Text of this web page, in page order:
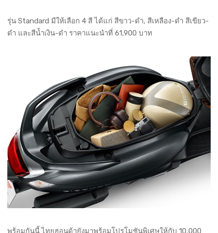
รุ่น Standard มีให้เลือก 4 สี ได้แก่ สีขาว-ดำ, สีเหลือง-ดำ สีเขียว-
ดำ และสีน้ำเงิน-ดำ ราคาแนะนำที่ 61,900 บาท
พร้อมกันนี้ ไทยฮอนด้ายังมาพร้อมโปรโมชันพิเศษให้กับ 10,000